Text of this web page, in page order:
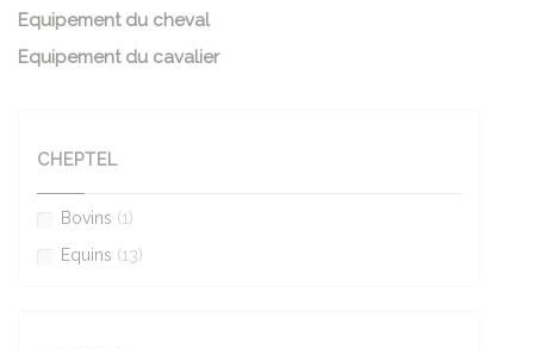
Equipement du cheval
Equipement du cavalier
CHEPTEL
Bovins (1)
Equins (13)